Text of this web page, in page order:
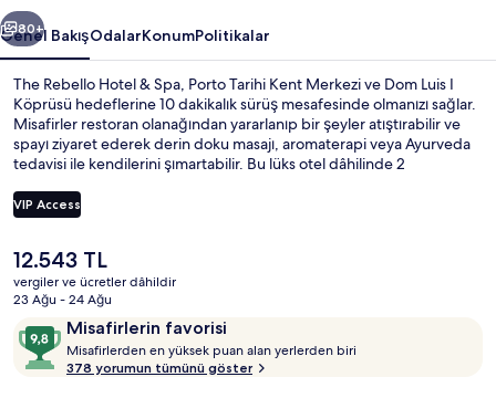
Sonraki
80+
Genel BakışOdalarKonumPolitikalar
The Rebello Hotel & Spa, Porto Tarihi Kent Merkezi ve Dom Luis I
Köprüsü hedeflerine 10 dakikalık sürüş mesafesinde olmanızı sağlar.
Misafirler restoran olanağından yararlanıp bir şeyler atıştırabilir ve
spayı ziyaret ederek derin doku masajı, aromaterapi veya Ayurveda
tedavisi ile kendilerini şımartabilir. Bu lüks otel dâhilinde 2
içerisinde mikrodalga fırın ve mutfak adası gibi kolaylıklar
mevcuttur. Misafirler yardıma hazır personel hakkında harika
VIP Access
Şu
anki
fiyat
12.543 TL
vergiler ve ücretler dâhildir
23 Ağu - 24 Ağu
YorumlarMisafirlerin favorisi
10
üzerinden
9,8,
Misafirlerden en yüksek puan alan yerlerden biri
378 yorumun tümünü göster